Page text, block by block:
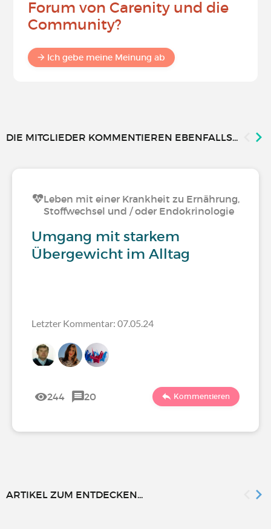
Forum von Carenity und die
Community?
Ich gebe meine Meinung ab
DIE MITGLIEDER KOMMENTIEREN EBENFALLS...
Leben mit einer Krankheit zu Ernährung,
Stoffwechsel und / oder Endokrinologie
Umgang mit starkem
Übergewicht im Alltag
Letzter Kommentar: 07.05.24
244 20 Kommentieren
ARTIKEL ZUM ENTDECKEN...